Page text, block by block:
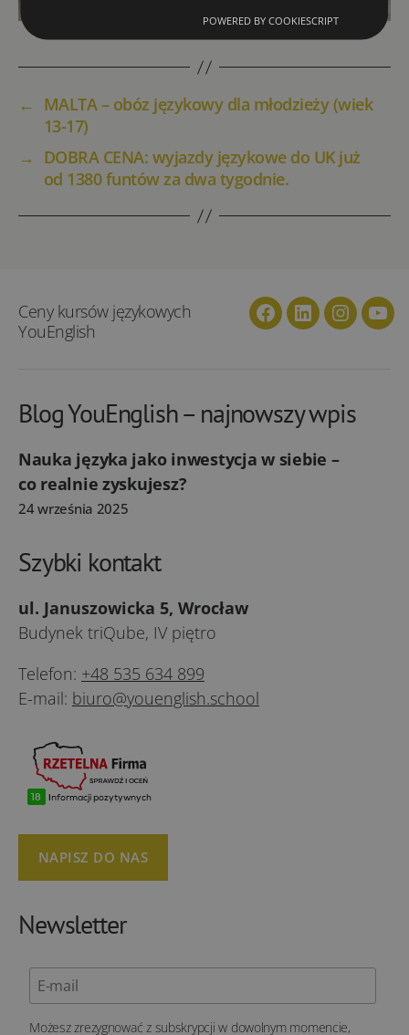
← MALTA – obóz językowy dla młodzieży (wiek
13-17)
→
DOBRA CENA: wyjazdy językowe do UK już
od 1380 funtów za dwa tygodnie.
Ceny kursów językowych
YouEnglish
Facebook
Linkedin
Blog YouEnglish – najnowszy wpis
Nauka języka jako inwestycja w siebie –
co realnie zyskujesz?
24 września 2025
Szybki kontakt
ul. Januszowicka 5, Wrocław
Budynek triQube, IV piętro
Telefon: +48 535 634 899
E-mail: biuro@youenglish.school
NAPISZ DO NAS
Newsletter
Możesz zrezygnować z subskrypcji w dowolnym momencie,
POWERED BY COOKIESCRIPT